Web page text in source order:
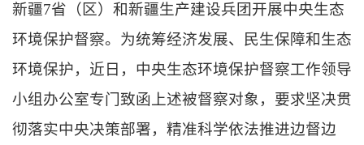
新疆7省（区）和新疆生产建设兵团开展中央生态
环境保护督察。为统筹经济发展、民生保障和生态
环境保护，近日，中央生态环境保护督察工作领导
小组办公室专门致函上述被督察对象，要求坚决贯
彻落实中央决策部署，精准科学依法推进边督边